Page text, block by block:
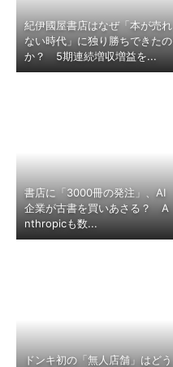
紀伊國屋書店はなぜ「本が売れ
ない時代」に独り勝ちできたの
か？ 5期連続増収増益を...
書店に「3000冊の発注」、AI
企業が古書を買いあさる？ A
nthropicも数...
ドンキ初の「無人店舗」はどう